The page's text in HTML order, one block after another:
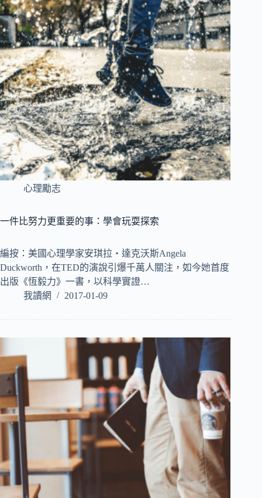
心理勵志
一件比努力更重要的事：學會玩耍探索
編按：美國心理學家安琪拉‧達克沃斯Angela
Duckworth，在TED的演說引爆千萬人關注，如今她首度
出版《恆毅力》一書，以科學實證…
我讀網
2017-01-09